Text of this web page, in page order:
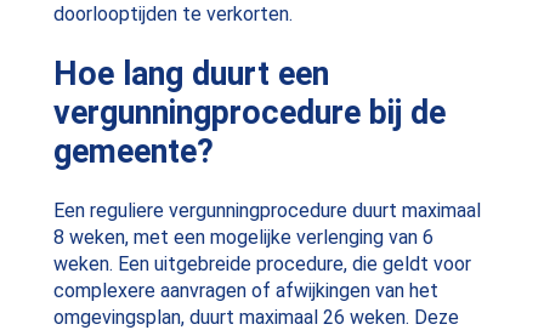
doorlooptijden te verkorten.
Hoe lang duurt een
vergunningprocedure bij de
gemeente?
Een reguliere vergunningprocedure duurt maximaal
8 weken, met een mogelijke verlenging van 6
weken. Een uitgebreide procedure, die geldt voor
complexere aanvragen of afwijkingen van het
omgevingsplan, duurt maximaal 26 weken. Deze